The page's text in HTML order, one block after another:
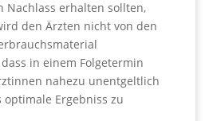
Nachlass erhalten sollten,
den Ärzten nicht von den
in einem Folgetermin
nahezu unentgeltlich
Ergebniss zu